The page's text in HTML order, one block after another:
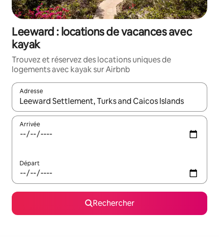
Leeward : locations de vacances avec
kayak
Trouvez et réservez des locations uniques de
logements avec kayak sur Airbnb
Adresse
Lorsque les résultats s'affichent, utilisez les flèches vers le
Arrivée
Départ
Rechercher